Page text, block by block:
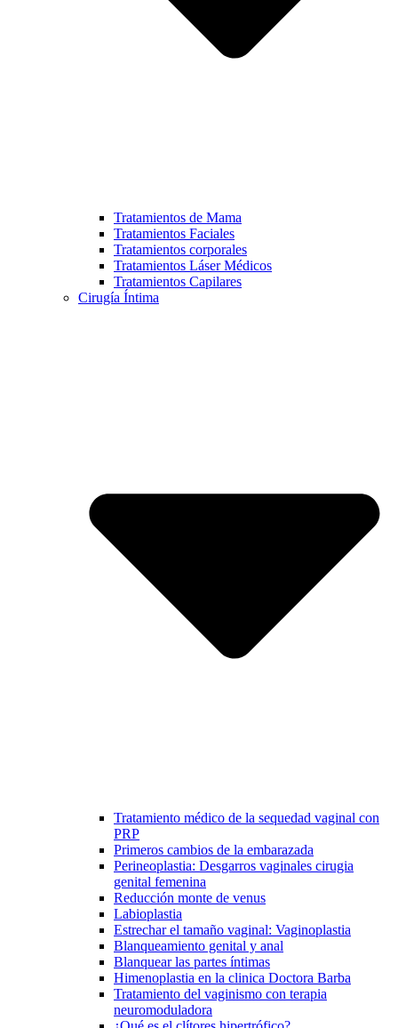
Tratamientos de Mama
Tratamientos Faciales
Tratamientos corporales
Tratamientos Láser Médicos
Tratamientos Capilares
Cirugía Íntima
Tratamiento médico de la sequedad vaginal con
PRP
Primeros cambios de la embarazada
Perineoplastia: Desgarros vaginales cirugia
genital femenina
Reducción monte de venus
Labioplastia
Estrechar el tamaño vaginal: Vaginoplastia
Blanqueamiento genital y anal
Blanquear las partes íntimas
Himenoplastia en la clinica Doctora Barba
Tratamiento del vaginismo con terapia
neuromoduladora